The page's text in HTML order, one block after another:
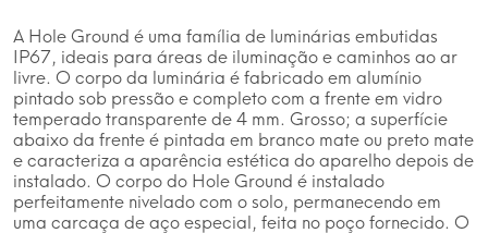
A Hole Ground é uma família de luminárias embutidas
IP67, ideais para áreas de iluminação e caminhos ao ar
livre. O corpo da luminária é fabricado em alumínio
pintado sob pressão e completo com a frente em vidro
temperado transparente de 4 mm. Grosso; a superfície
abaixo da frente é pintada em branco mate ou preto mate
e caracteriza a aparência estética do aparelho depois de
instalado. O corpo do Hole Ground é instalado
perfeitamente nivelado com o solo, permanecendo em
uma carcaça de aço especial, feita no poço fornecido. O